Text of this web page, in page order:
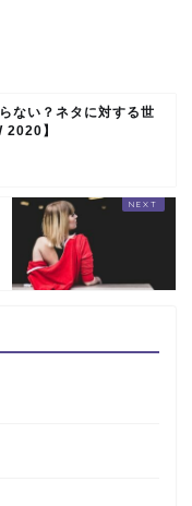
ない？ネタに対する世
2020】